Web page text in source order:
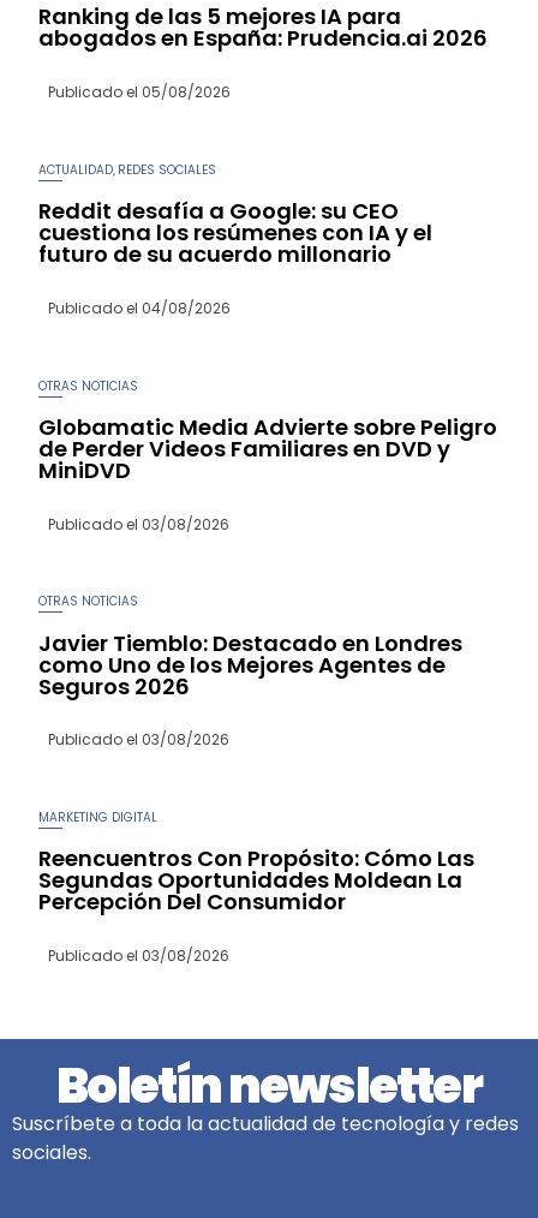
Ranking de las 5 mejores IA para
abogados en España: Prudencia.ai 2026
Publicado el 05/08/2026
ACTUALIDAD REDES SOCIALES
Reddit desafía a Google: su CEO
cuestiona los resúmenes con IA y el
futuro de su acuerdo millonario
Publicado el 04/08/2026
OTRAS NOTICIAS
Globamatic Media Advierte sobre Peligro
de Perder Videos Familiares en DVD y
MiniDVD
Publicado el 03/08/2026
OTRAS NOTICIAS
Javier Tiemblo: Destacado en Londres
como Uno de los Mejores Agentes de
Seguros 2026
Publicado el 03/08/2026
MARKETING DIGITAL
Reencuentros Con Propósito: Cómo Las
Segundas Oportunidades Moldean La
Percepción Del Consumidor
Publicado el 03/08/2026
Boletín newsletter
Suscríbete a toda la actualidad de tecnología y redes
sociales.